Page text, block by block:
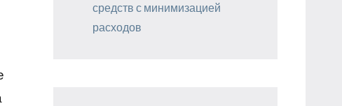
средств с минимизацией
расходов